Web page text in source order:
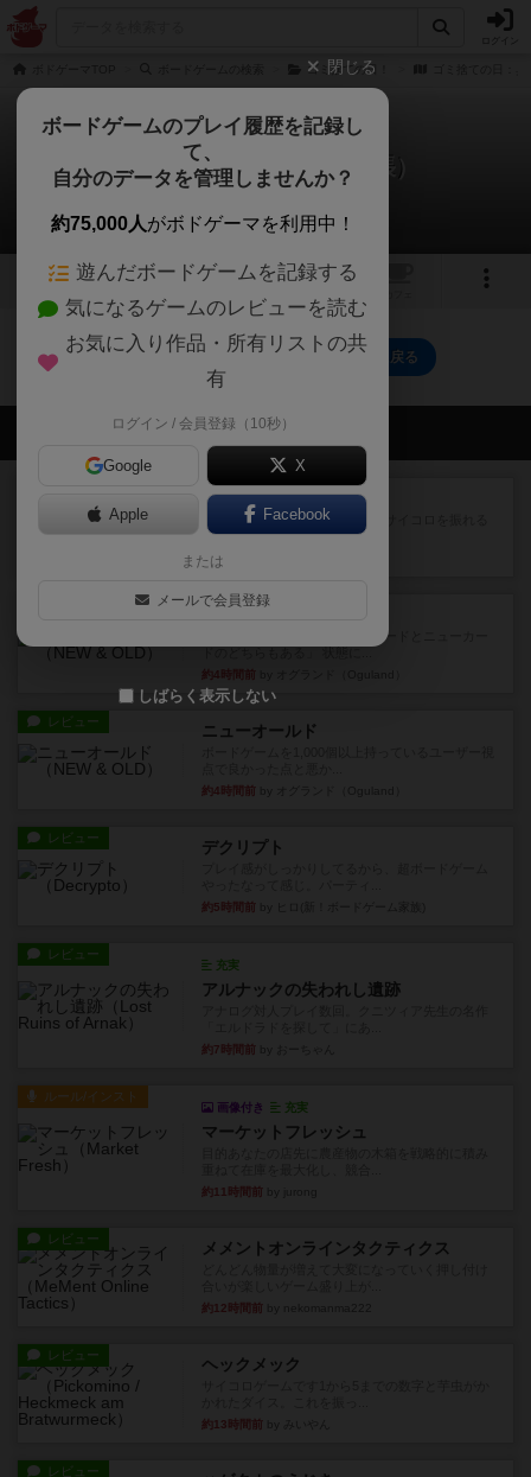
ゴミ捨ての日！
ゴミ捨ての日：臭い（拡張）
0件のリプレイ日記
1
ゴミ捨ての日：臭い（拡張）のトップに戻る
会員の新しい投稿
街コロ通
街コロとの違いは初めから二つサイコロを振れる
など、少しの違いはあるけれ...
約3時間前
ゲーム終了時に、「オールドカードとニューカー
約4時間前
レビュー ニューオールド
約4時間前
レビュー デクリプト
約5時間前
レビュー
充実
アルナックの失われし遺跡
約7時間前
ルール/インスト
画像付き 充実
マーケットフレッシュ
約11時間前
レビュー メメントオンラインタクティクス
約12時間前
レビュー ヘックメック
約13時間前
レビュー
閉じる
ボードゲームのプレイ履歴を記録し
て、
自分のデータを管理しませんか？
約75,000人がボドゲーマを利用中！
遊んだボードゲームを記録する
気になるゲームのレビューを読む
お気に入り作品・所有リストの共
有
ログイン / 会員登録（10秒）
Google X
Apple Facebook
または
メールで会員登録
しばらく表示しない